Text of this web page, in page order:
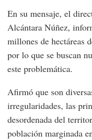
En su mensaje, el
Alcántara Núñez,
millones de hectáreas
por lo que se buscan
este problemática.
Afirmó que son
irregularidades, las
desordenada del
población marginada